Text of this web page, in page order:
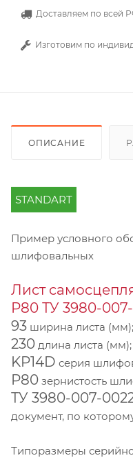
Доставляем по всей
Изготовим по
ОПИСАНИЕ
STANDART
Пример условного
шлифовальных
Лист
Р80 ТУ 3980-
93 ширина листа (мм);
230 длина листа (мм);
KP14D серия
Р80 зернистость
ТУ 3980-007-
документ, по
Типоразмеры